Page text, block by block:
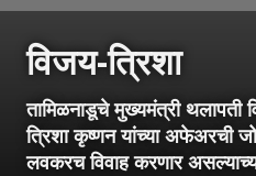
विजय-त्रिशा
तामिळनाडूचे मुख्यमंत्री थलापती
त्रिशा कृष्णन यांच्या अफेअरची
लवकरच विवाह करणार